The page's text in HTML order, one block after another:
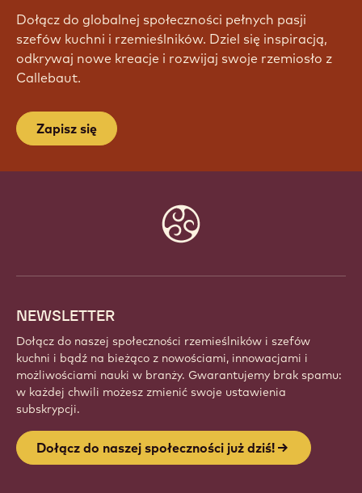
Dołącz do globalnej społeczności pełnych pasji
szefów kuchni i rzemieślników. Dziel się inspiracją,
odkrywaj nowe kreacje i rozwijaj swoje rzemiosło z
Callebaut.
Zapisz się
NEWSLETTER
Dołącz do naszej społeczności rzemieślników i szefów
kuchni i bądź na bieżąco z nowościami, innowacjami i
możliwościami nauki w branży. Gwarantujemy brak spamu:
w każdej chwili możesz zmienić swoje ustawienia
subskrypcji.
Dołącz do naszej społeczności już dziś!